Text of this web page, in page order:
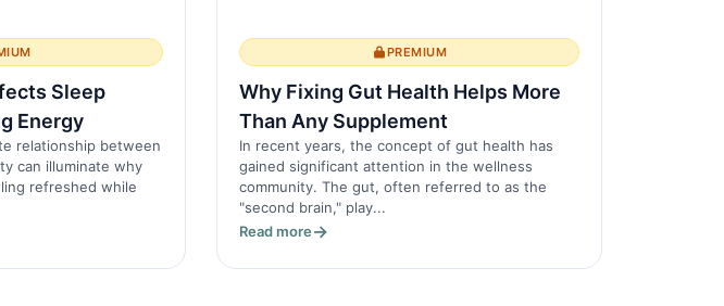
Sleep
Energy
relationship between
can illuminate why
refreshed while
PREMIUM
Why Fixing Gut Health Helps More
Than Any Supplement
In recent years, the concept of gut health has
gained significant attention in the wellness
community. The gut, often referred to as the
"second brain," play...
Read more